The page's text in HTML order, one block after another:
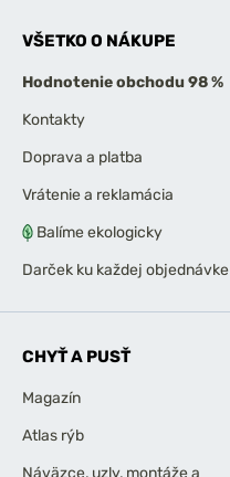
VŠETKO O NÁKUPE
Hodnotenie obchodu 98 %
Kontakty
Doprava a platba
Vrátenie a reklamácia
Balíme ekologicky
Darček ku každej objednávke
CHYŤ A PUSŤ
Magazín
Atlas rýb